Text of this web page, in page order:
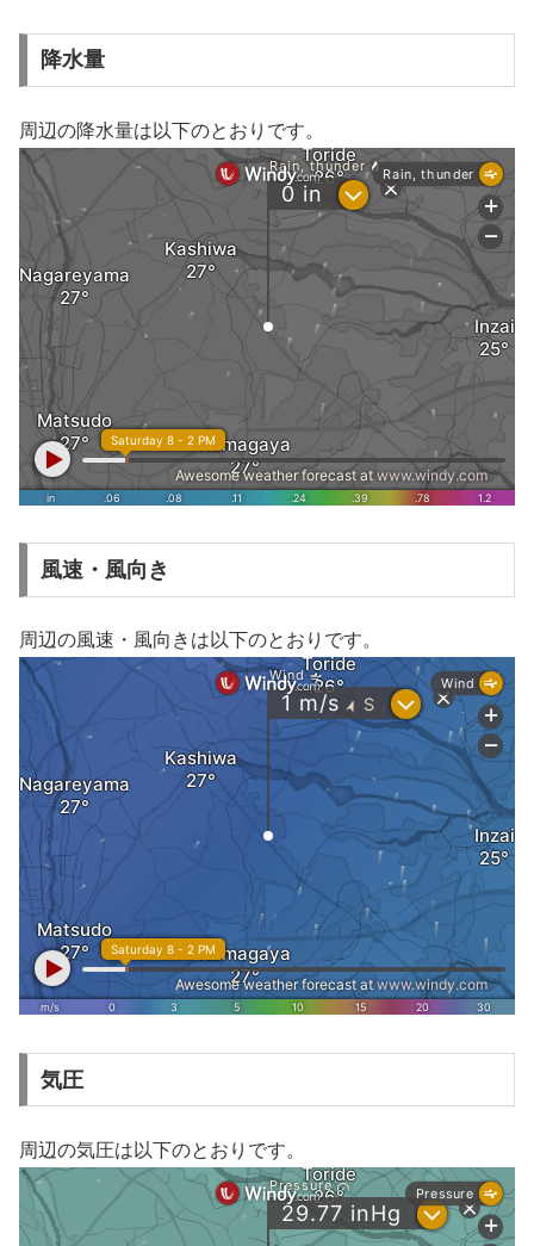
降水量
周辺の降水量は以下のとおりです。
風速・風向き
周辺の風速・風向きは以下のとおりです。
気圧
周辺の気圧は以下のとおりです。